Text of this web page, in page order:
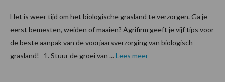
Het is weer tijd om het biologische grasland te verzorgen. Ga je
eerst bemesten, weiden of maaien? Agrifirm geeft je vijf tips voor
de beste aanpak van de voorjaarsverzorging van biologisch
grasland! 1. Stuur de groei van ... Lees meer